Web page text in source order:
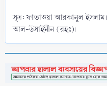
সূত্র: ফাতাওয়া আরকানুল
আল-উসাইমীন (রহঃ)।